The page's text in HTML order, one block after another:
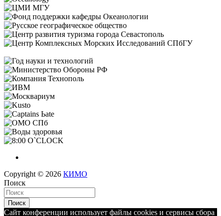
Copyright © 2026 КИМО
Поиск
Поиск
Сайт конференции использует файлы cookies и сервисы сбора